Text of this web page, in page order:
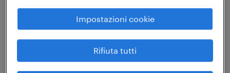
come elementi distintivi del nostro
approccio. Queste competenze organizzative,
unite all'uso di strumenti digitali, ci
permettono di soddisfare in tempo reale le
Impostazioni cookie
Rifiuta tutti